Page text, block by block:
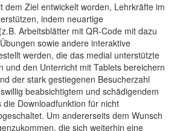
dem Ziel entwickelt worden, Lehrkräfte im
indem neuartige
Arbeitsblätter mit QR-Code mit dazu
sowie andere interaktive
werden, die das medial unterstützte
und den Unterricht mit Tablets bereichern
der stark gestiegenen Besucherzahl
beabsichtigtem und schädigendem
Downloadfunktion für nicht
Um andererseits dem Wunsch
die sich weiterhin eine